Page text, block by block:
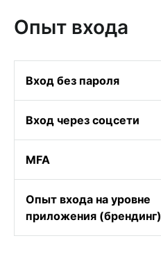
Опыт входа
Вход без пароля
Вход через соцсети
MFA
Опыт входа на уровне
приложения (брендинг)